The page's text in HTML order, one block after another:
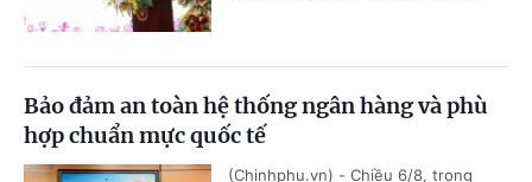
Bảo đảm an toàn hệ thống ngân hàng và phù
hợp chuẩn mực quốc tế
(Chinhphu.vn) - Chiều 6/8, trong